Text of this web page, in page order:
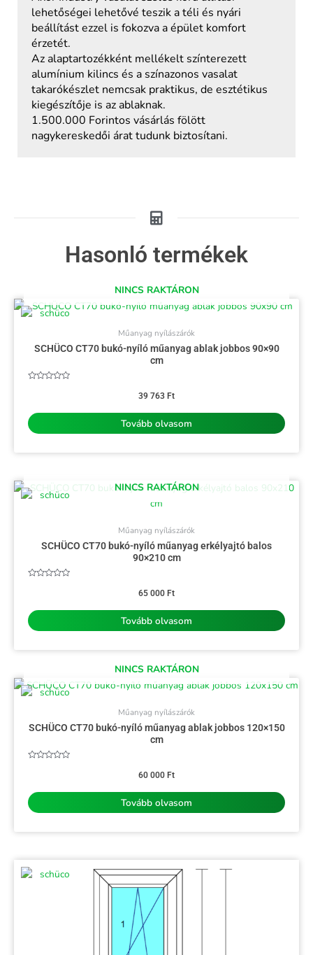
lehetőségei lehetővé teszik a téli és nyári
beállítást ezzel is fokozva a épület komfort
érzetét.
Az alaptartozékként mellékelt színterezett
alumínium kilincs és a színazonos vasalat
takarókészlet nemcsak praktikus, de esztétikus
kiegészítője is az ablaknak.
1.500.000 Forintos vásárlás fölött
nagykereskedői árat tudunk biztosítani.
Hasonló termékek
NINCS RAKTÁRON
Műanyag nyílászárók
SCHÜCO CT70 bukó-nyíló műanyag ablak jobbos 90×90
cm
39 763 Ft
Tovább olvasom
NINCS RAKTÁRON
Műanyag nyílászárók
SCHÜCO CT70 bukó-nyíló műanyag erkélyajtó balos
90×210 cm
65 000 Ft
Tovább olvasom
NINCS RAKTÁRON
Műanyag nyílászárók
SCHÜCO CT70 bukó-nyíló műanyag ablak jobbos 120×150
cm
60 000 Ft
Tovább olvasom